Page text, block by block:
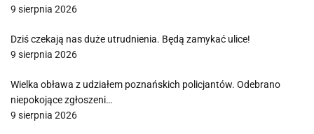
9 sierpnia 2026
Dziś czekają nas duże utrudnienia. Będą zamykać ulice!
9 sierpnia 2026
Wielka obława z udziałem poznańskich policjantów. Odebrano
niepokojące zgłoszeni…
9 sierpnia 2026